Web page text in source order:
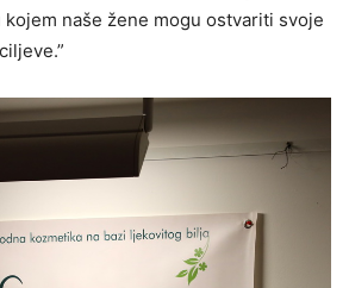
naše žene mogu ostvariti svoje